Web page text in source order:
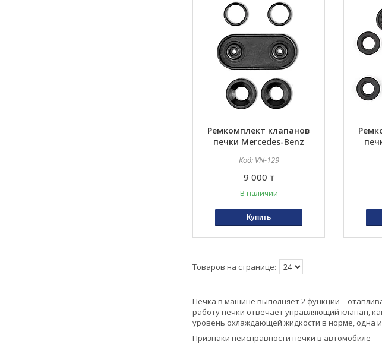
Ремкомплект клапанов
печки Mercedes-Benz
VN-129
9 000 ₸
В наличии
Купить
Печка в машине выполняет 2 функции –
работу печки отвечает управляющий клапан,
уровень охлаждающей жидкости в норме, одна
Признаки неисправности печки в автомобиле